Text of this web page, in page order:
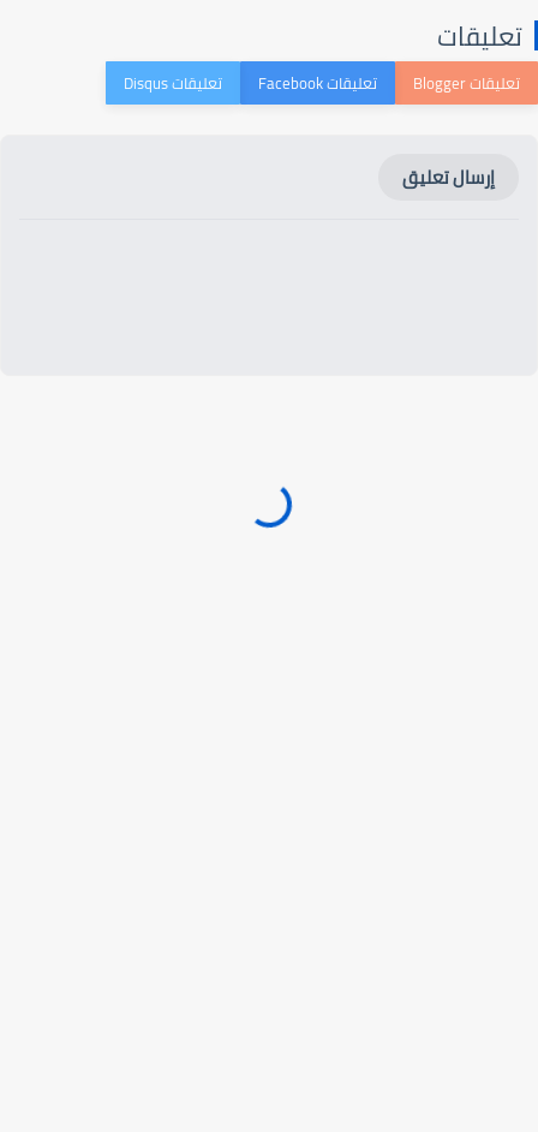
إرسال تعليق